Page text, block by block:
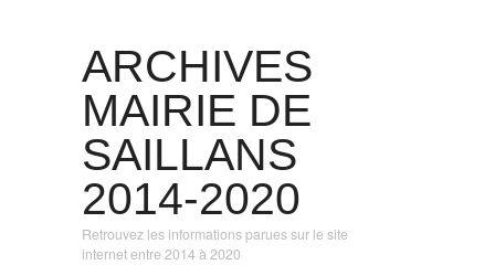
ARCHIVES
MAIRIE DE
SAILLANS
2014-2020
Retrouvez les informations parues sur le site
internet entre 2014 à 2020